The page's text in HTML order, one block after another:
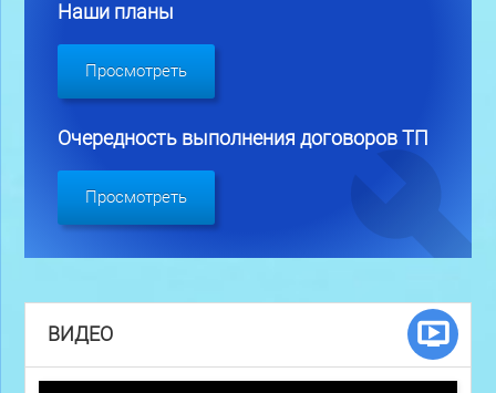
Наши планы
Просмотреть
Очередность выполнения договоров ТП
Просмотреть
ВИДЕО